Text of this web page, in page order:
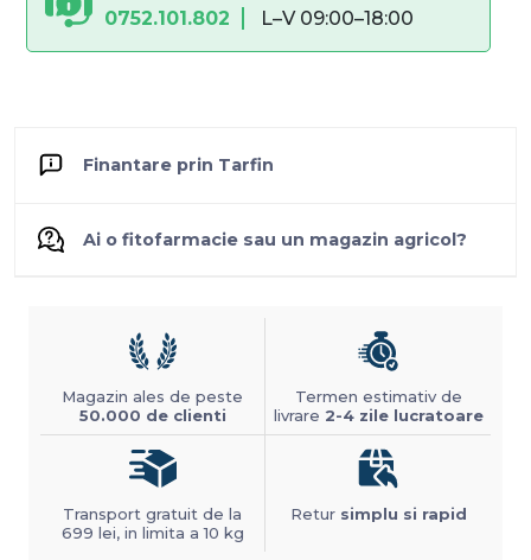
0752.101.802 L–V 09:00–18:00
Finantare prin Tarfin
Ai o fitofarmacie sau un magazin agricol?
Magazin ales de peste
50.000 de clienti
Termen estimativ de
livrare 2-4 zile lucratoare
Transport gratuit de la
699 lei, in limita a 10 kg
Retur simplu si rapid